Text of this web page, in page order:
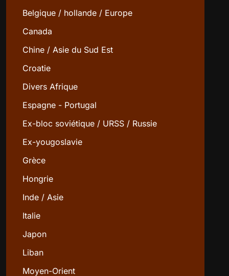
Belgique / hollande / Europe
Canada
Chine / Asie du Sud Est
Croatie
Divers Afrique
Espagne - Portugal
Ex-bloc soviétique / URSS / Russie
Ex-yougoslavie
Grèce
Hongrie
Inde / Asie
Italie
Japon
Liban
Moyen-Orient